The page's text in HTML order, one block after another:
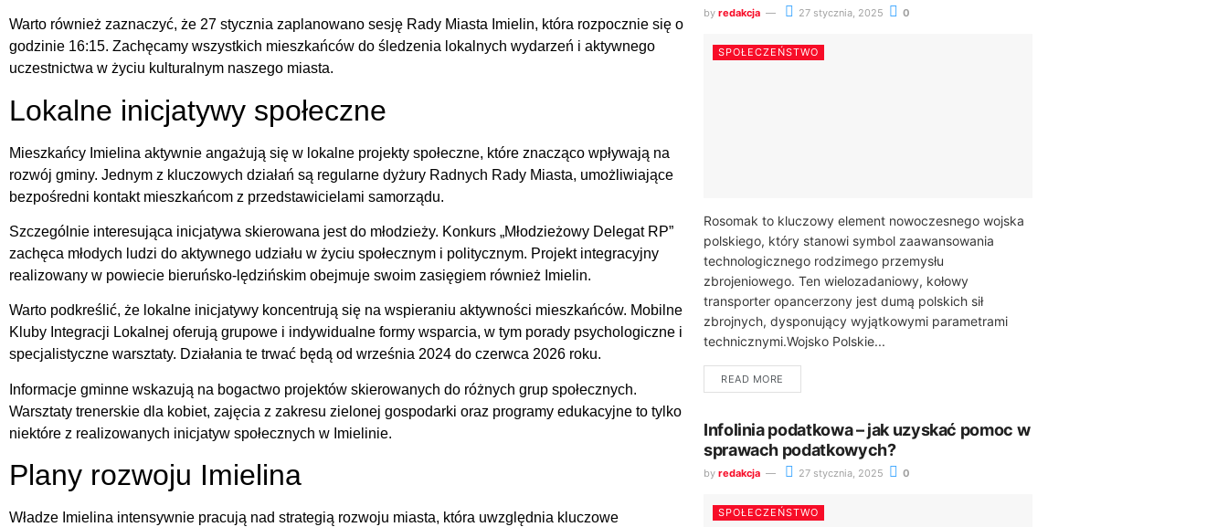
Warto również zaznaczyć, że 27 stycznia zaplanowano sesję Rady Miasta Imielin, która rozpocznie się o
godzinie 16:15. Zachęcamy wszystkich mieszkańców do śledzenia lokalnych wydarzeń i aktywnego
uczestnictwa w życiu kulturalnym naszego miasta.
Lokalne inicjatywy społeczne
Mieszkańcy Imielina aktywnie angażują się w lokalne projekty społeczne, które znacząco wpływają na
rozwój gminy. Jednym z kluczowych działań są regularne dyżury Radnych Rady Miasta, umożliwiające
bezpośredni kontakt mieszkańcom z przedstawicielami samorządu.
Szczególnie interesująca inicjatywa skierowana jest do młodzieży. Konkurs „Młodzieżowy Delegat RP”
zachęca młodych ludzi do aktywnego udziału w życiu społecznym i politycznym. Projekt integracyjny
realizowany w powiecie bieruńsko-lędzińskim obejmuje swoim zasięgiem również Imielin.
Warto podkreślić, że lokalne inicjatywy koncentrują się na wspieraniu aktywności mieszkańców. Mobilne
Kluby Integracji Lokalnej oferują grupowe i indywidualne formy wsparcia, w tym porady psychologiczne i
specjalistyczne warsztaty. Działania te trwać będą od września 2024 do czerwca 2026 roku.
Informacje gminne wskazują na bogactwo projektów skierowanych do różnych grup społecznych.
Warsztaty trenerskie dla kobiet, zajęcia z zakresu zielonej gospodarki oraz programy edukacyjne to tylko
niektóre z realizowanych inicjatyw społecznych w Imielinie.
Plany rozwoju Imielina
Władze Imielina intensywnie pracują nad strategią rozwoju miasta, która uwzględnia kluczowe
by redakcja 27 stycznia, 2025 0
SPOŁECZEŃSTWO
Rosomak to kluczowy element nowoczesnego wojska
polskiego, który stanowi symbol zaawansowania
technologicznego rodzimego przemysłu
zbrojeniowego. Ten wielozadaniowy, kołowy
transporter opancerzony jest dumą polskich sił
zbrojnych, dysponujący wyjątkowymi parametrami
technicznymi.Wojsko Polskie...
READ MORE
Infolinia podatkowa – jak uzyskać pomoc w
sprawach podatkowych?
by redakcja 27 stycznia, 2025 0
SPOŁECZEŃSTWO